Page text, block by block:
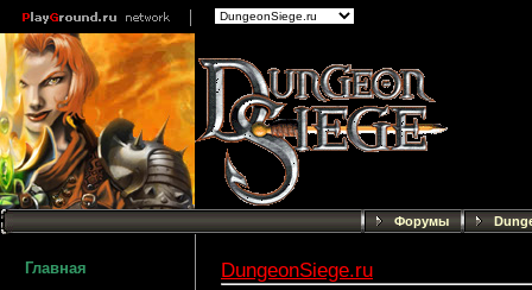
Форумы
Главная
DungeonSiege.ru